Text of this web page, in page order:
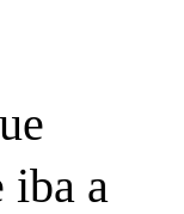
iba a